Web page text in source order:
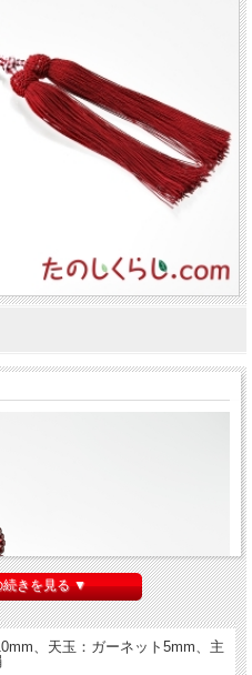
きを見る ▼
、天玉：ガーネット5mm、主